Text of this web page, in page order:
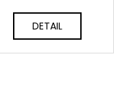
DETAIL